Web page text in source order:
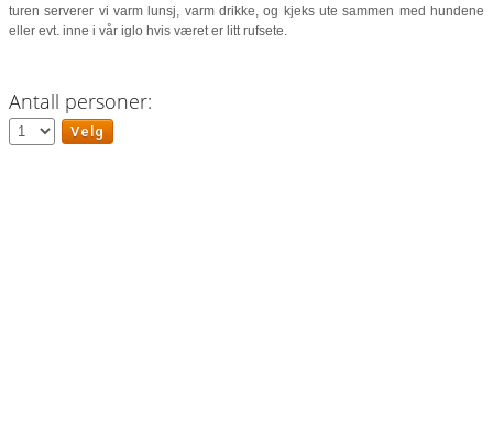
turen serverer vi varm lunsj, varm drikke, og kjeks ute sammen med hundene
eller evt. inne i vår iglo hvis været er litt rufsete.
Antall personer: